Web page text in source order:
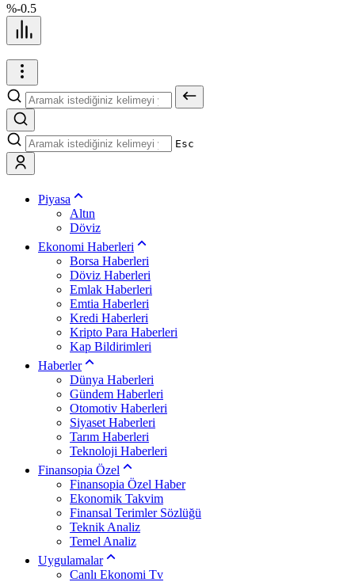
%-0.5
Esc
Piyasa
Altın
Döviz
Ekonomi Haberleri
Borsa Haberleri
Döviz Haberleri
Emlak Haberleri
Emtia Haberleri
Kredi Haberleri
Kripto Para Haberleri
Kap Bildirimleri
Haberler
Dünya Haberleri
Gündem Haberleri
Otomotiv Haberleri
Siyaset Haberleri
Tarım Haberleri
Teknoloji Haberleri
Finansopia Özel
Finansopia Özel Haber
Ekonomik Takvim
Finansal Terimler Sözlüğü
Teknik Analiz
Temel Analiz
Uygulamalar
Canlı Ekonomi Tv